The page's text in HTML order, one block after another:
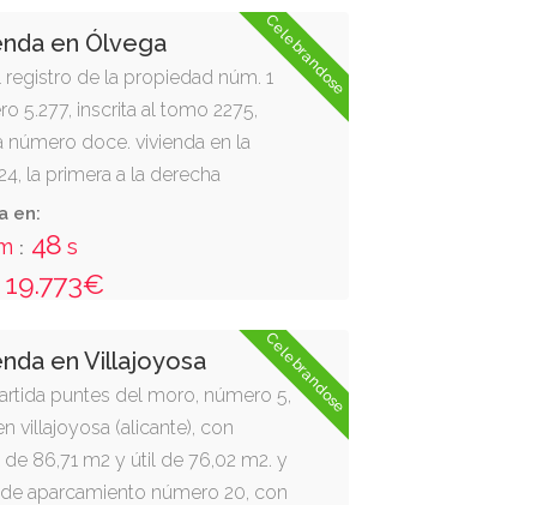
Celebrandose
en Ólvega
registro de la propiedad núm. 1
5.277, inscrita al tomo 2275,
número doce. vivienda en la
la primera a la derecha
del edificio sito en ólvega
según catastro, número 5.
de 61,62 m2. tiene como anejo
garaje
en:
: 47 s
19.773€
Celebrandose
en Villajoyosa
puntes del moro, número 5,
villajoyosa (alicante), con
86,71 m2 y útil de 76,02 m2. y
aparcamiento número 20, con